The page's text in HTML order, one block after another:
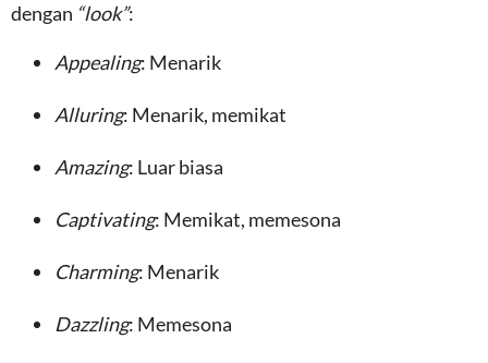
dengan “look”:
Appealing: Menarik
Alluring: Menarik, memikat
Amazing: Luar biasa
Captivating: Memikat, memesona
Charming: Menarik
Dazzling: Memesona